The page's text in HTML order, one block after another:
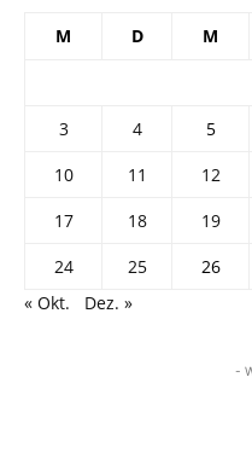
M D M
3
4 5
10
11 12
17
18 19
24
25 26
« Okt.
Dez. »
-